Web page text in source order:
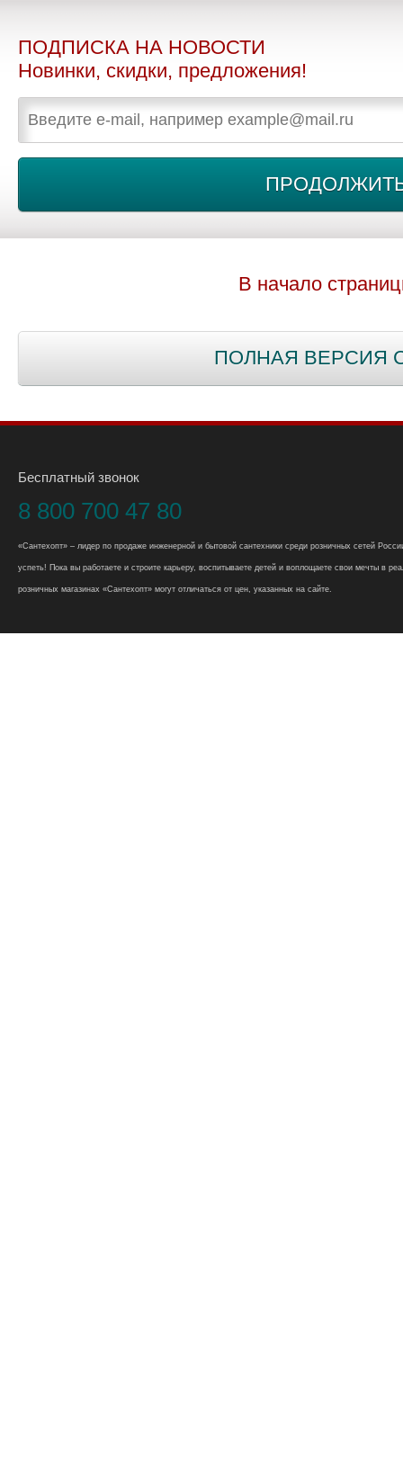
ПОДПИСКА НА НОВОСТИ
Новинки, скидки, предложения!
В начало
ПОЛНАЯ ВЕРСИЯ
Бесплатный звонок
8 800 700 47 80
«Сантехопт» – лидер по продаже инженерной и бытовой сантехники среди розничных сетей
успеть! Пока вы работаете и строите карьеру, воспитываете детей и воплощаете свои мечты в
розничных магазинах «Сантехопт» могут отличаться от цен, указанных на сайте.